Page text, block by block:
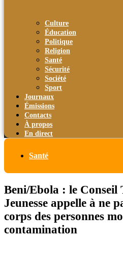
Culture
Éducation
Politique
Religion
Santé
Sécurité
Société
Sport
Journaux
Émissions
Contacts
À propos
En direct
Santé
Beni/Ebola : le
Jeunesse appelle à ne
corps des personnes
contamination